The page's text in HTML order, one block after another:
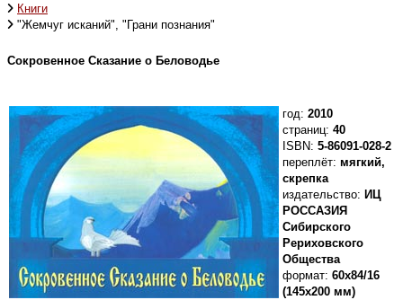
Книги
"Жемчуг исканий", "Грани познания"
Сокровенное Сказание о Беловодье
год: 2010
страниц: 40
ISBN: 5-86091-028-2
переплёт: мягкий,
скрепка
издательство: ИЦ
РОССАЗИЯ
Сибирского
Рериховского
Общества
формат: 60х84/16
(145х200 мм)